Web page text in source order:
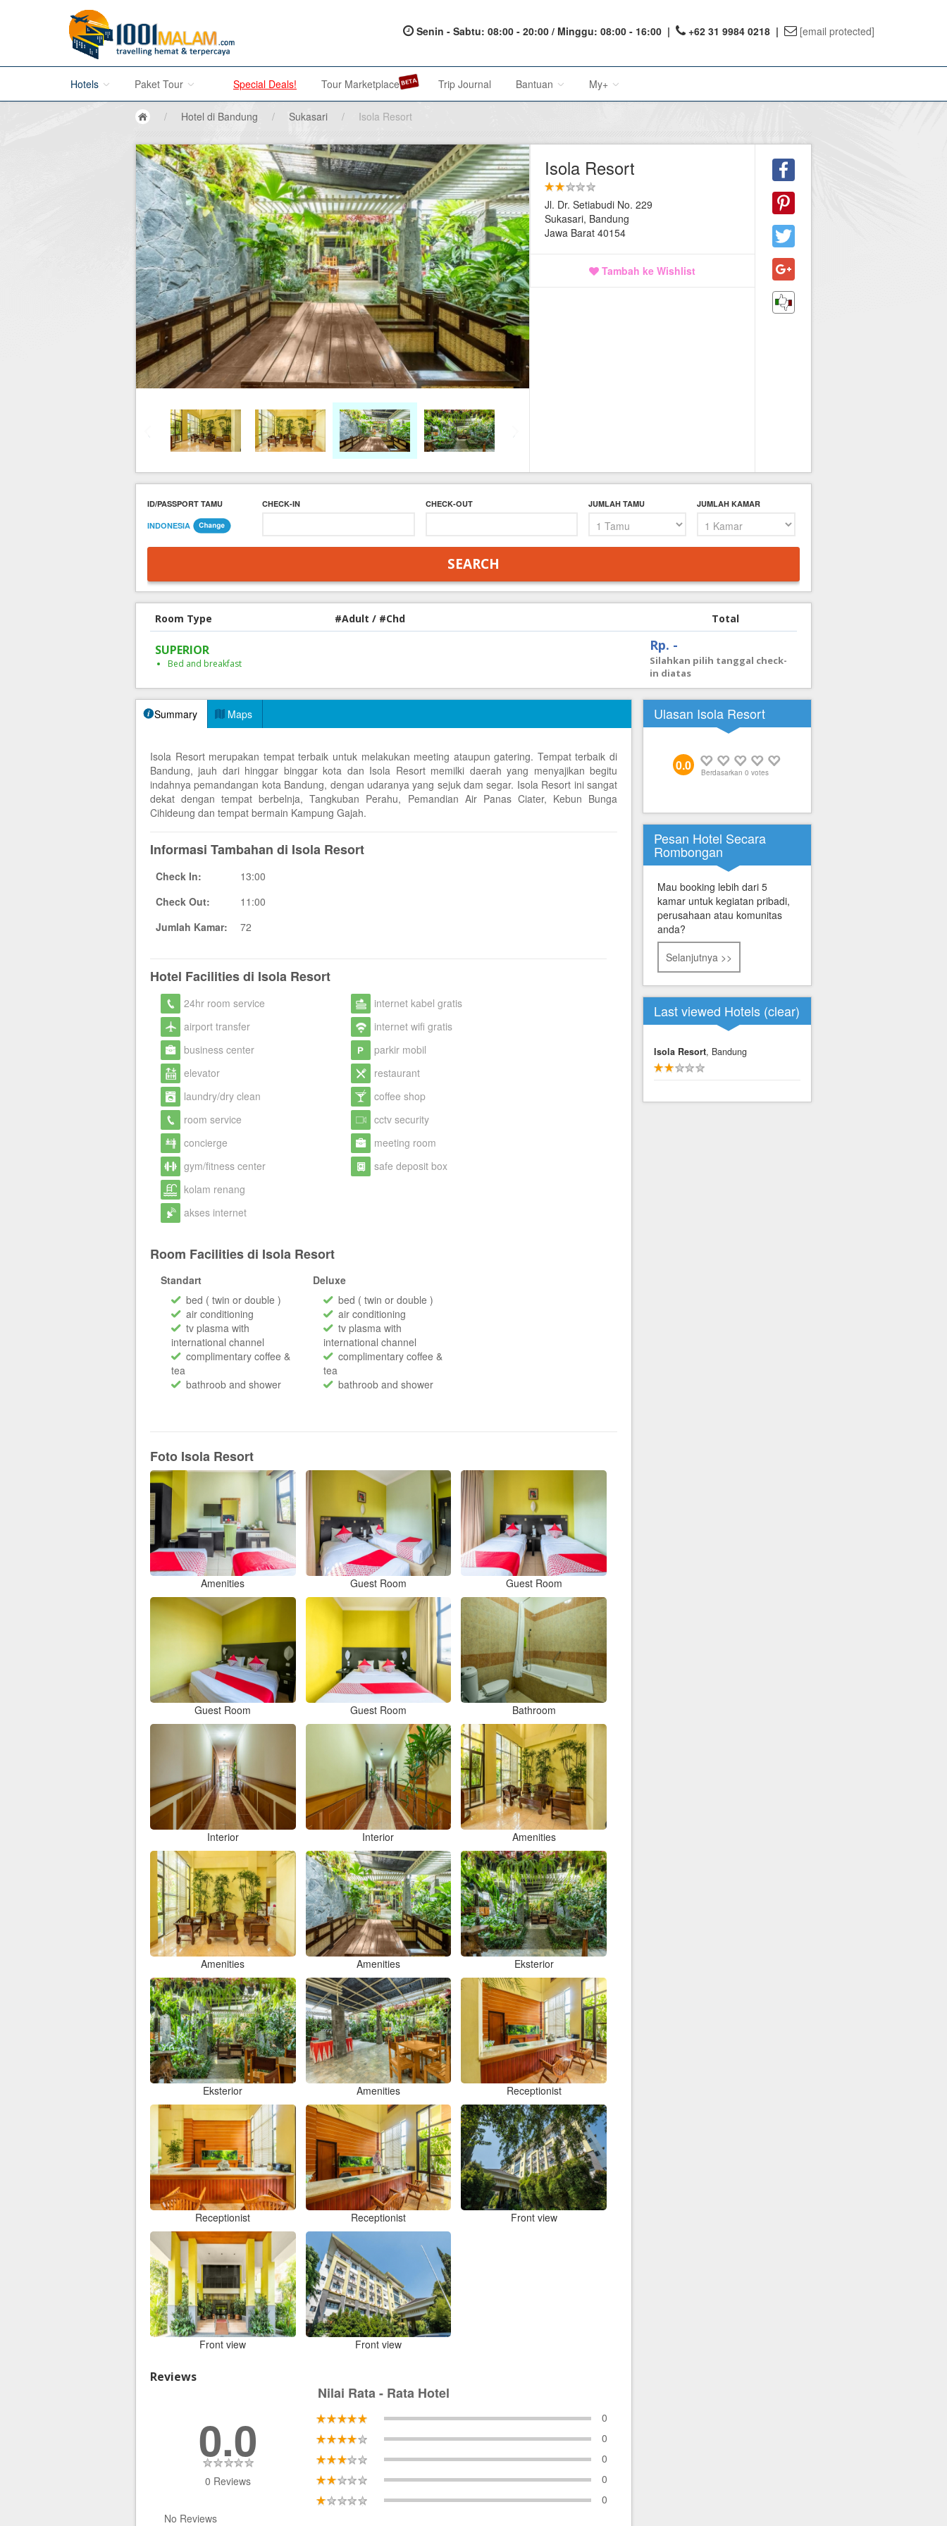
Senin - Sabtu: 08:00 - 20:00 / Minggu: 08:00 - 16:00 | +62 31 9984 0218 | [email protected]
Hotels
Hotel di Jakarta
Hotel di Bandung
Hotel di Surabaya
Hotel di Malang
Hotel di Bromo
Hotel di Yogyakarta
Hotel di Solo (Surakarta)
Hotel di Semarang
Paket Tour
Promo Paket Tour Wisata
Tour di Madura
Tour di Bromo
Tour di Karimun Jawa
Tour di Banyuwangi
Tour di Bali
Tour di Yogya
Tour di Komodo
Tour di Lombok
Tour di Flores
Tour di Danau Toba, Medan
Special Deals! Tour Marketplace Trip Journal Bantuan
About Us
Metode Pembayaran
Terms of Service
Privacy Policy
Karir@1001malam
Saran & Keluhan
FAQ
Contact Us
My+
My Account
My Reservations
Affiliate Reward
/ Hotel di Bandung / Sukasari / Isola Resort
Isola Resort
Jl. Dr. Setiabudi No. 229
Sukasari, Bandung
Jawa Barat 40154
Tambah ke Wishlist
ID/PASSPORT TAMU
INDONESIA
CHECK-IN CHECK-OUT JUMLAH TAMU JUMLAH KAMAR
Room Type #Adult / #Chd Total
SUPERIOR
Bed and breakfast
Rp. -
Silahkan pilih tanggal check-
in diatas
Summary Maps
Isola Resort merupakan tempat terbaik untuk melakukan meeting ataupun gatering. Tempat terbaik di
Bandung, jauh dari hinggar binggar kota dan Isola Resort memilki daerah yang menyajikan begitu
indahnya pemandangan kota Bandung, dengan udaranya yang sejuk dam segar. Isola Resort ini sangat
dekat dengan tempat berbelnja, Tangkuban Perahu, Pemandian Air Panas Ciater, Kebun Bunga
Cihideung dan tempat bermain Kampung Gajah.
Informasi Tambahan di Isola Resort
Check In:
13:00
Check Out:
11:00
Jumlah Kamar:
72
Hotel Facilities di Isola Resort
24hr room service
airport transfer
business center
elevator
laundry/dry clean
room service
concierge
gym/fitness center
kolam renang
akses internet
internet kabel gratis
internet wifi gratis
parkir mobil
restaurant
coffee shop
cctv security
meeting room
safe deposit box
Room Facilities di Isola Resort
Standart
bed ( twin or double )
air conditioning
tv plasma with
international channel
complimentary coffee &
tea
bathroob and shower
Deluxe
bed ( twin or double )
air conditioning
tv plasma with
international channel
complimentary coffee &
tea
bathroob and shower
Foto Isola Resort
Amenities Guest Room Guest Room
Guest Room Guest Room Bathroom
Interior Interior Amenities
Amenities Amenities Eksterior
Eksterior Amenities Receptionist
Receptionist Receptionist Front view
Front view Front view
Reviews
Nilai Rata - Rata Hotel
0.0
0 Reviews
0
0
0
0
0
No Reviews
Ulasan Isola Resort
0.0 Berdasarkan 0 votes
Pesan Hotel Secara
Rombongan
Mau booking lebih dari 5
kamar untuk kegiatan pribadi,
perusahaan atau komunitas
anda?
Selanjutnya >>
Last viewed Hotels (clear)
Isola Resort, Bandung